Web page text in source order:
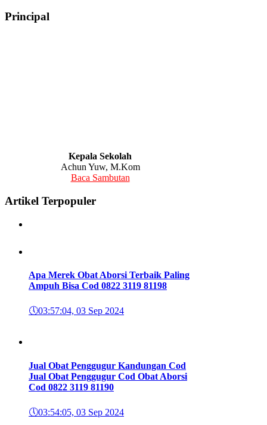
Principal
Kepala Sekolah
Achun Yuw, M.Kom
Baca Sambutan
Artikel Terpopuler
Apa Merek Obat Aborsi Terbaik Paling
Ampuh Bisa Cod 0822 3119 81198
🕔03:57:04, 03 Sep 2024
Jual Obat Penggugur Kandungan Cod
Jual Obat Penggugur Cod Obat Aborsi
Cod 0822 3119 81190
🕔03:54:05, 03 Sep 2024